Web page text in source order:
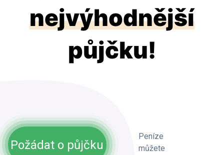
nejvýhodnější
půjčku!
Požádat o půjčku
Peníze
můžete